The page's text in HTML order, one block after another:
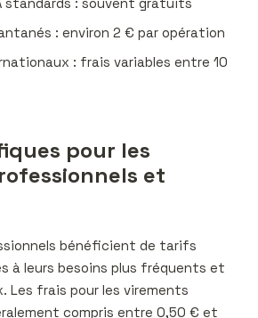
: environ 2 € par opération
: frais variables entre 10
pour les
et
bénéficient de tarifs
à leurs besoins plus fréquents et
Les frais pour les virements
compris entre 0,50 € et